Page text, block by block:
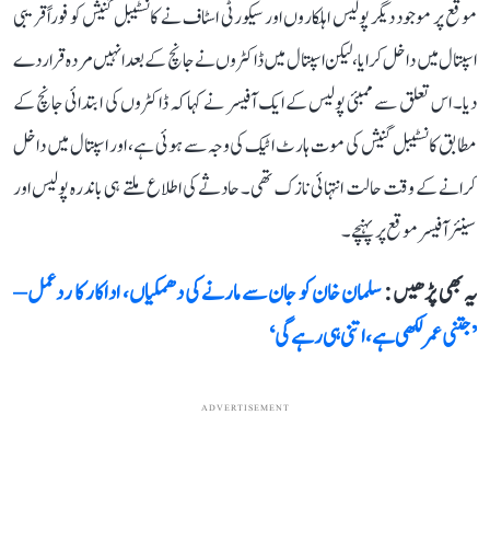
موقع پر موجود دیگر پولیس اہلکاروں اور سیکورٹی اسٹاف نے کانسٹیبل گنیش کو فوراً قریبی
اسپتال میں داخل کرایا، لیکن اسپتال میں ڈاکٹروں نے جانچ کے بعد انہیں مردہ قرار دے
دیا۔ اس تعلق سے ممبئی پولیس کے ایک آفیسر نے کہا کہ ڈاکٹروں کی ابتدائی جانچ کے
مطابق کانسٹیبل گنیش کی موت ہارٹ اٹیک کی وجہ سے ہوئی ہے، اور اسپتال میں داخل
کرانے کے وقت حالت انتہائی نازک تھی۔ حادثے کی اطلاع ملتے ہی باندرہ پولیس اور
سینئر آفیسر موقع پر پہنچے۔
یہ بھی پڑھیں :سلمان خان کو جان سے مارنے کی دھمکیاں، اداکار کا ردعمل –
’جتنی عمر لکھی ہے، اتنی ہی رہے گی‘
ADVERTISEMENT